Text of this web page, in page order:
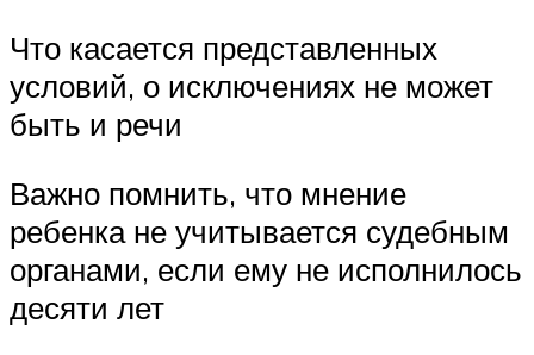
Что касается представленных
условий, о исключениях не может
быть и речи
Важно помнить, что мнение
ребенка не учитывается судебным
органами, если ему не исполнилось
десяти лет